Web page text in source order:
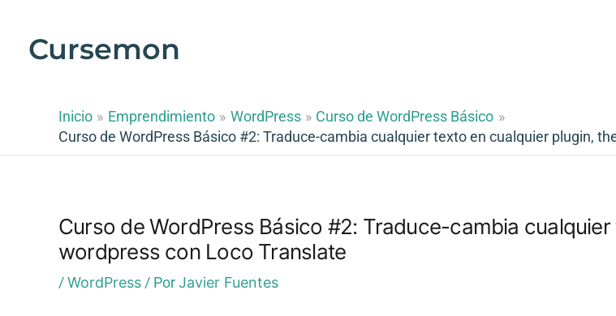
contenido
Cursemon
Inicio Emprendimiento WordPress
Curso de WordPress Básico
Curso de WordPress Básico #2: Traduce-cambia cualquier texto en cualquier plugin,
Curso de WordPress Básico #2: Traduce-cambia
wordpress con Loco Translate
/WordPress / PorJavier Fuentes